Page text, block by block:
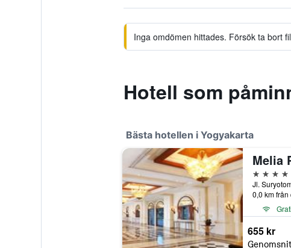
Inga omdömen hittades. Försök ta bort
Hotell som
Bästa hotellen i Yogyakarta
5
Jl.
0,0 km från
655 kr